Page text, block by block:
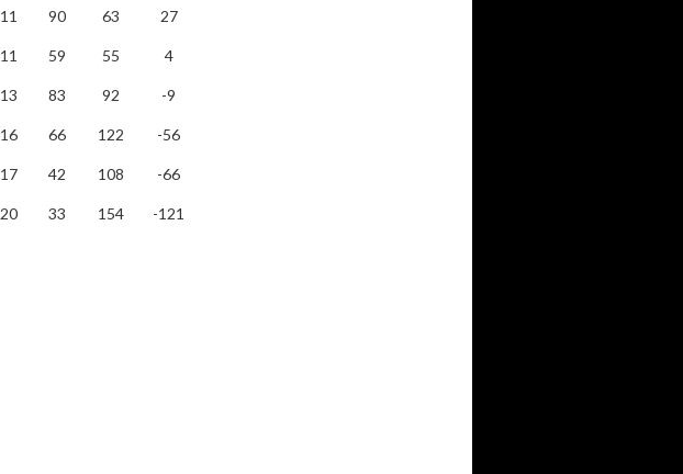
11 90 63 27
11 59 55 4
13 83 92 -9
16 66 122 -56
17 42 108 -66
20 33 154 -121